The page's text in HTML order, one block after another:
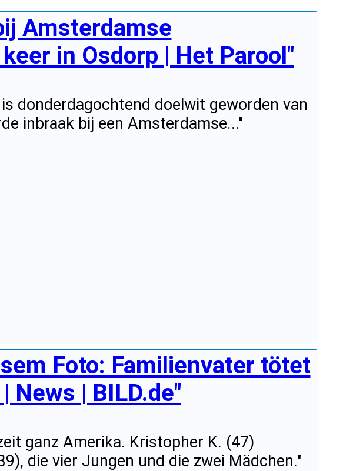
Amsterdamse
in Osdorp | Het Parool"
donderdagochtend doelwit geworden van
inbraak bij een Amsterdamse..."
Foto: Familienvater tötet
News | BILD.de"
ganz Amerika. Kristopher K. (47)
die vier Jungen und die zwei Mädchen."